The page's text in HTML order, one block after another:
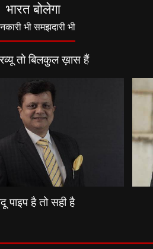
भारत बोलेगा
भी समझदारी भी
तो बिलकुल ख़ास हैं
पाइप है तो सही है